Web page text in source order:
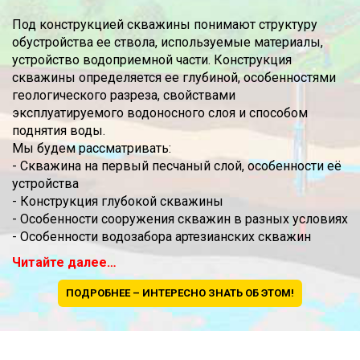
Под конструкцией скважины понимают структуру
обустройства ее ствола, используемые материалы,
устройство водоприемной части. Конструкция
скважины определяется ее глубиной, особенностями
геологического разреза, свойствами
эксплуатируемого водоносного слоя и способом
поднятия воды.
Мы будем рассматривать:
- Скважина на первый песчаный слой, особенности её
устройства
- Конструкция глубокой скважины
- Особенности сооружения скважин в разных условиях
- Особенности водозабора артезианских скважин
Читайте далее…
ПОДРОБНЕЕ – ИНТЕРЕСНО ЗНАТЬ ОБ ЭТОМ!